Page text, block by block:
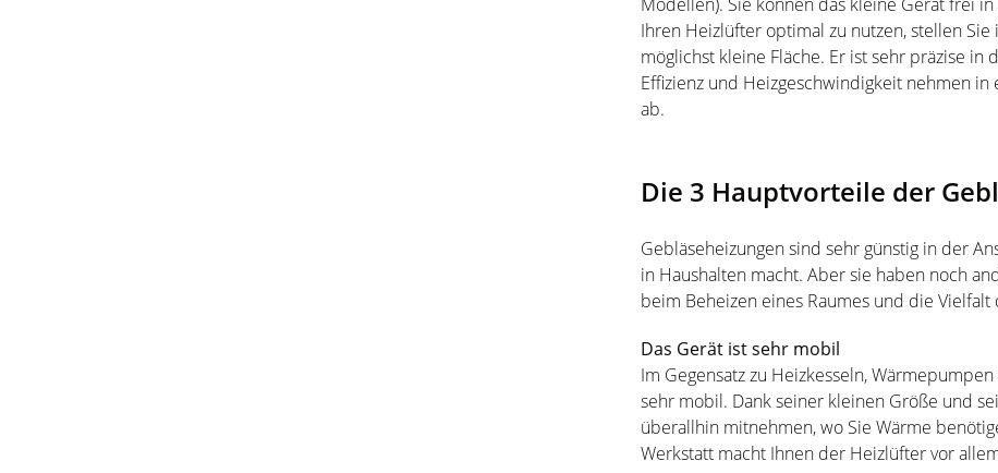
Ihren Heizlüfter optimal zu nutzen, stellen
möglichst kleine Fläche. Er ist sehr präzise in
Effizienz und Heizgeschwindigkeit nehmen
ab.
Die 3 Hauptvorteile der
Gebläseheizungen sind sehr günstig in der
in Haushalten macht. Aber sie haben noch
beim Beheizen eines Raumes und die
Das Gerät ist sehr mobil
Im Gegensatz zu Heizkesseln,
sehr mobil. Dank seiner kleinen Größe und
überallhin mitnehmen, wo Sie Wärme
Werkstatt macht Ihnen der Heizlüfter vor